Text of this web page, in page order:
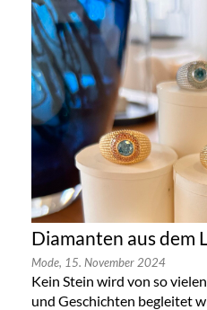
Diamanten aus dem
Mode, 15. November 2024
Kein Stein wird von so
und Geschichten begleitet